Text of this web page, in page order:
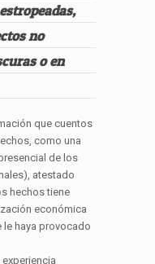
no
o en
que cuentos
como una
de los
atestado
hechos tiene
económica
haya provocado